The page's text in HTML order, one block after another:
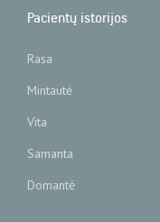
Pacientų istorijos
Rasa
Mintautė
Vita
Samanta
Domantė